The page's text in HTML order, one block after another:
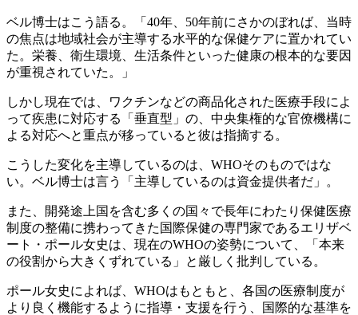
ベル博士はこう語る。「40年、50年前にさかのぼれば、当時
の焦点は地域社会が主導する水平的な保健ケアに置かれてい
た。栄養、衛生環境、生活条件といった健康の根本的な要因
が重視されていた。」
しかし現在では、ワクチンなどの商品化された医療手段によ
って疾患に対応する「垂直型」の、中央集権的な官僚機構に
よる対応へと重点が移っていると彼は指摘する。
こうした変化を主導しているのは、WHOそのものではな
い。ベル博士は言う「主導しているのは資金提供者だ」。
また、開発途上国を含む多くの国々で長年にわたり保健医療
制度の整備に携わってきた国際保健の専門家であるエリザベ
ート・ポール女史は、現在のWHOの姿勢について、「本来
の役割から大きくずれている」と厳しく批判している。
ポール女史によれば、WHOはもともと、各国の医療制度が
より良く機能するように指導・支援を行う、国際的な基準を